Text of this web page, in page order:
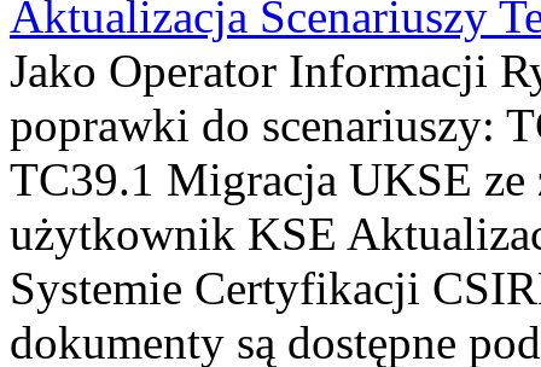
Aktualizacja Scenariuszy
Jako Operator Informacji
poprawki do scenariuszy:
TC39.1 Migracja UKSE
użytkownik KSE
Systemie Certyfikacji
dokumenty są dostępne